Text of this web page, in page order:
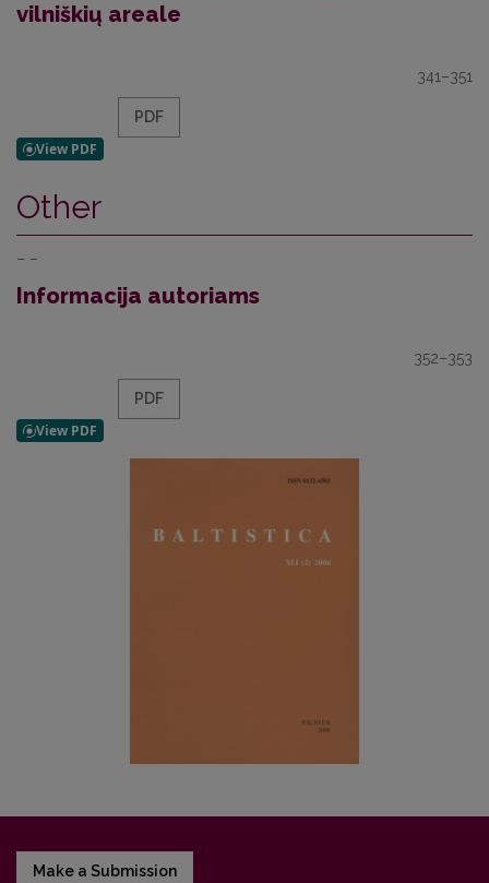
vilniškių areale
341–351
PDF
Other
– –
Informacija autoriams
352–353
PDF
Make a Submission